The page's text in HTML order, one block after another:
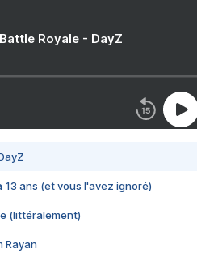
Royale - DayZ
13 ans (et vous l'avez ignoré)
(littéralement)
Rayan